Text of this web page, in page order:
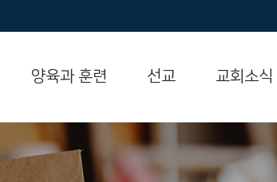
양육과 훈련 선교 교회소식